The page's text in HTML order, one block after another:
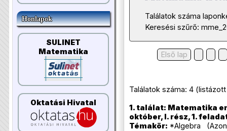
Honlapok
SULINET
Matematika
Oktatási Hivatal
Találatok száma
Keresési szűrő:
Első lap
Találatok száma: 4
1. találat: Matematika
október, I. rész, 1.
Témakör: *Algebra